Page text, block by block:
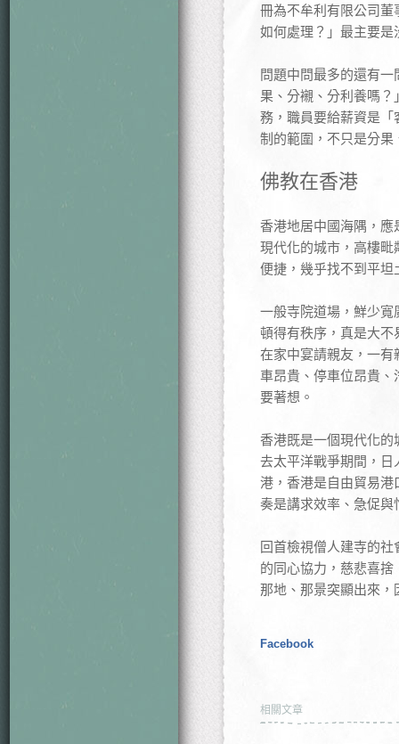
冊為不牟利有限公司
如何處理？」最主要
問題中問最多的還有
果、分襯、分利養嗎
務，職員要給薪資是
制的範圍，不只是分果
佛教在香港
香港地居中國海隅，
現代化的城市，高樓
便捷，幾乎找不到平
一般寺院道場，鮮少
頓得有秩序，真是大
在家中宴請親友，一
車昂貴、停車位昂貴
要著想。
香港既是一個現代化
去太平洋戰爭期間，
港，香港是自由貿易
奏是講求效率、急促
回首檢視僧人建寺的
的同心協力，慈悲喜
那地、那景突顯出來
Facebook
相關文章